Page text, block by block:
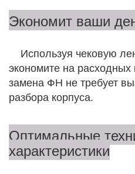
Экономит ваши
Используя чековую
экономите на
замена ФН не требует
разбора корпуса.
Оптимальные
характеристики